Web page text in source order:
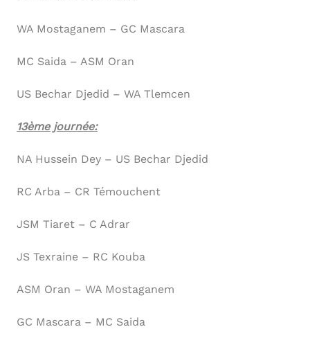
WA Mostaganem – GC Mascara
MC Saida – ASM Oran
US Bechar Djedid – WA Tlemcen
13ème journée:
NA Hussein Dey – US Bechar Djedid
RC Arba – CR Témouchent
JSM Tiaret – C Adrar
JS Texraine – RC Kouba
ASM Oran – WA Mostaganem
GC Mascara – MC Saida